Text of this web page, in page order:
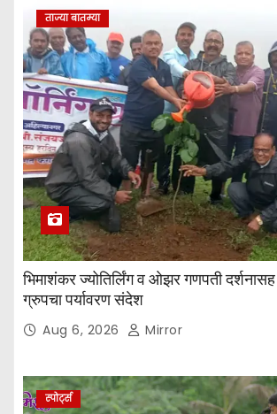
ताज्या बातम्या
भिमाशंकर ज्योतिर्लिंग व ओझर गणपती दर्शनासह
ग्रुपचा पर्यावरण संदेश
Aug 6, 2026 Mirror
स्पोर्ट्स